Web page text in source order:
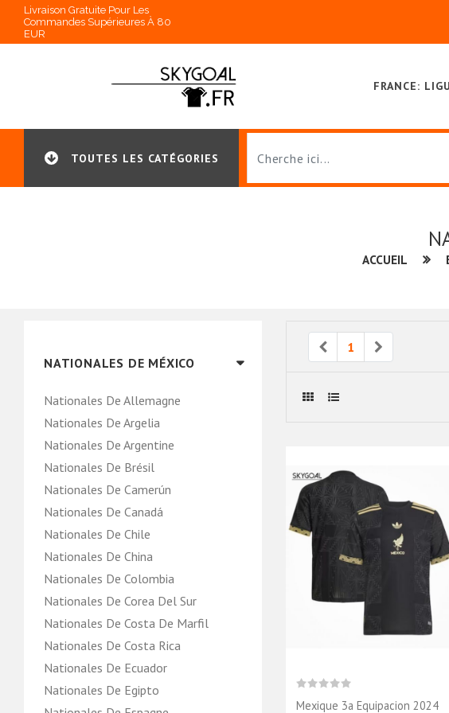
Livraison Gratuite Pour Les
Commandes Supérieures À 80
EUR
FRANCE:
TOUTES LES CATÉGORIES
ACCUEIL
NATIONALES DE MÉXICO
Nationales De Allemagne
Nationales De Argelia
Nationales De Argentine
Nationales De Brésil
Nationales De Camerún
Nationales De Canadá
Nationales De Chile
Nationales De China
Nationales De Colombia
Nationales De Corea Del Sur
Nationales De Costa De Marfil
Nationales De Costa Rica
Nationales De Ecuador
Nationales De Egipto
Previous
1 Next
Mexique 3a Equipacion 2024